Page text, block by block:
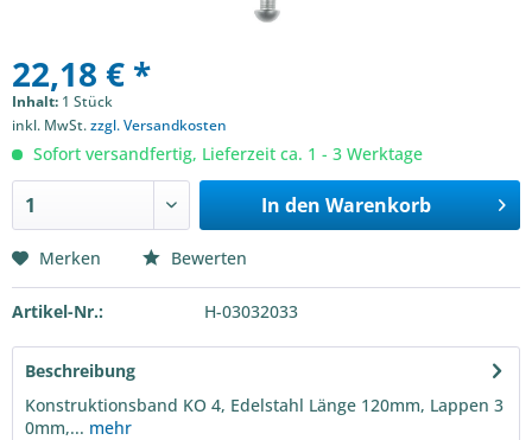
22,18 € *
Inhalt: 1 Stück
inkl. MwSt.zzgl. Versandkosten
Sofort versandfertig, Lieferzeit ca. 1 - 3 Werktage
In den Warenkorb
Merken Bewerten
Artikel-Nr.: H-03032033
Beschreibung
Konstruktionsband KO 4, Edelstahl Länge 120mm, Lappen 3
0mm,... mehr